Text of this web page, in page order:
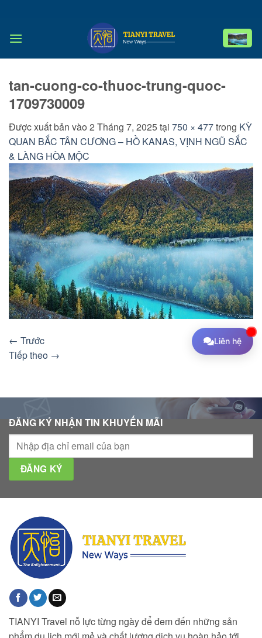
nội
tan-cuong-co-thuoc-trung-quoc-
1709730009
Được xuất bản vào 2 Tháng 7, 2025tại 750 × 477trong KỲ
QUAN BẮC TÂN CƯƠNG – HỒ KANAS, VỊNH NGŨ SẮC
& LÀNG HÒA MỘC
← Trước
Tiếp theo →
ĐĂNG KÝ NHẬN TIN KHUYẾN MÃI
TIANYI Travel nỗ lực từng ngày để đem đến những sản
Liên hệ